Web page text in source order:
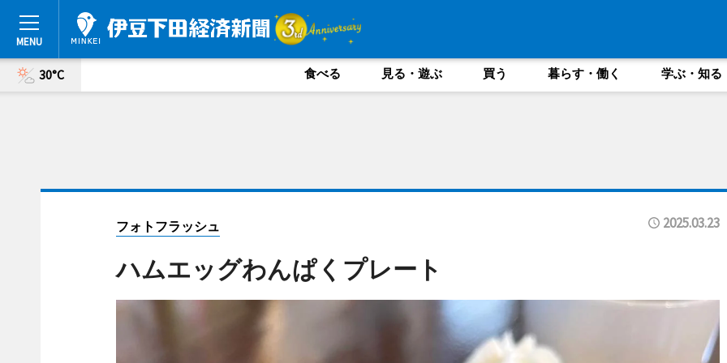
30°C 食べる 見る・遊ぶ 買う 暮らす・働く 学ぶ・知る
フォトフラッシュ 2025.03.23
ハムエッグわんぱくプレート